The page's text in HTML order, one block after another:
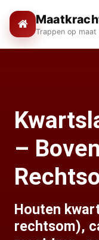
Trappen op maat
–
Houten
rechtsom),